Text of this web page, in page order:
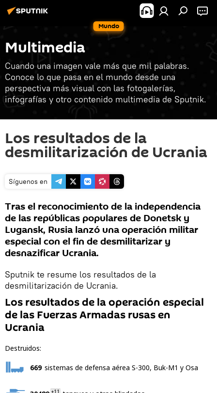
Mundo
Multimedia
Cuando una imagen vale más que mil palabras.
Conoce lo que pasa en el mundo desde una
perspectiva más visual con las fotogalerías,
infografías y otro contenido multimedia de Sputnik.
Los resultados de la
desmilitarización de Ucrania
Síguenos en
Tras el reconocimiento de la independencia
de las repúblicas populares de Donetsk y
Lugansk, Rusia lanzó una operación militar
especial con el fin de desmilitarizar y
desnazificar Ucrania.
Sputnik te resume los resultados de la
desmilitarización de Ucrania.
Los resultados de la operación especial
de las Fuerzas Armadas rusas en
Ucrania
Destruidos:
669 sistemas de defensa aérea S-300, Buk-M1 y Osa
+11